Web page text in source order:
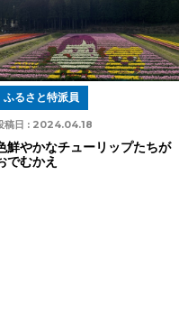
稿日 : 2024.04.18
ふるさと特派員
鮮やかなチューリップたちが
でむかえ